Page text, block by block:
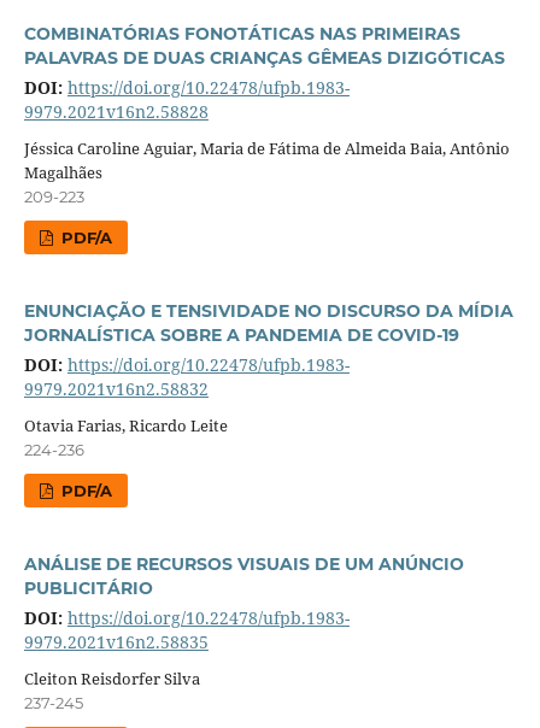
COMBINATÓRIAS FONOTÁTICAS NAS PRIMEIRAS
PALAVRAS DE DUAS CRIANÇAS GÊMEAS DIZIGÓTICAS
DOI: https://doi.org/10.22478/ufpb.1983-
9979.2021v16n2.58828
Jéssica Caroline Aguiar, Maria de Fátima de Almeida Baia, Antônio
Magalhães
209-223
PDF/A
ENUNCIAÇÃO E TENSIVIDADE NO DISCURSO DA MÍDIA
JORNALÍSTICA SOBRE A PANDEMIA DE COVID-19
DOI: https://doi.org/10.22478/ufpb.1983-
9979.2021v16n2.58832
Otavia Farias, Ricardo Leite
224-236
PDF/A
ANÁLISE DE RECURSOS VISUAIS DE UM ANÚNCIO
PUBLICITÁRIO
DOI: https://doi.org/10.22478/ufpb.1983-
9979.2021v16n2.58835
Cleiton Reisdorfer Silva
237-245